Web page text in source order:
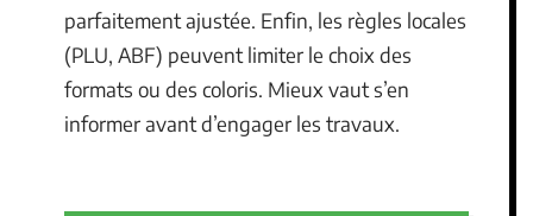
parfaitement ajustée. Enfin, les règles locales
(PLU, ABF) peuvent limiter le choix des
formats ou des coloris. Mieux vaut s’en
informer avant d’engager les travaux.